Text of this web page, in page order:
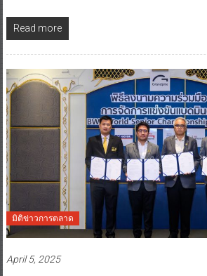
Read more
มิติข่าวการตลาด
April 5, 2025